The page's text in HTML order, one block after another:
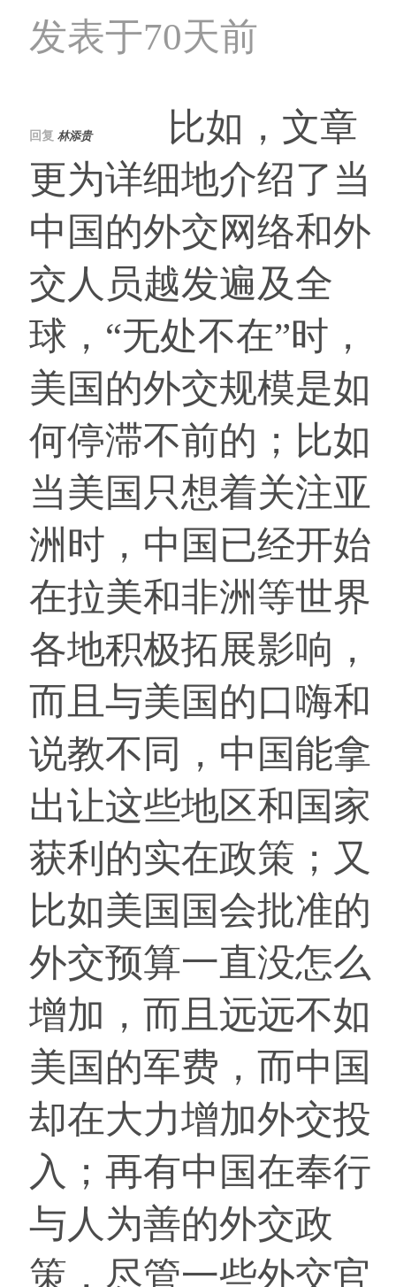
发表于70天前
回复 林添贵比如，文章
更为详细地介绍了当
中国的外交网络和外
交人员越发遍及全
球，“无处不在”时，
美国的外交规模是如
何停滞不前的；比如
当美国只想着关注亚
洲时，中国已经开始
在拉美和非洲等世界
各地积极拓展影响，
而且与美国的口嗨和
说教不同，中国能拿
出让这些地区和国家
获利的实在政策；又
比如美国国会批准的
外交预算一直没怎么
增加，而且远远不如
美国的军费，而中国
却在大力增加外交投
入；再有中国在奉行
与人为善的外交政
策，尽管一些外交官